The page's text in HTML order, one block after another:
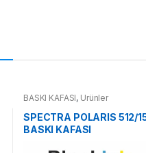
BASKI KAFASI, Ürünler
SPECTRA POLARIS 512/
BASKI KAFASI